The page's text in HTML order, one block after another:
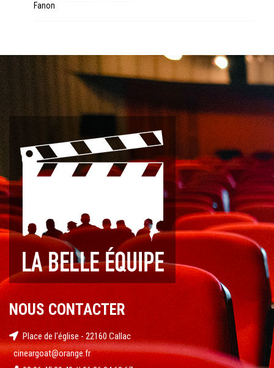
Fanon
NOUS CONTACTER
Place de l'église - 22160 Callac
cineargoat@orange.fr